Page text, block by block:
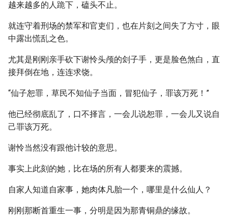
越来越多的人跪下，磕头不止。
就连守着刑场的禁军和官吏们，也在片刻之间失了方寸，眼
中露出慌乱之色。
尤其是刚刚亲手砍下谢怜头颅的刽子手，更是脸色煞白，直
接拜倒在地，连连求饶。
“仙子恕罪，草民不知仙子当面，冒犯仙子，罪该万死！”
他已经彻底乱了，口不择言，一会儿说恕罪，一会儿又说自
己罪该万死。
谢怜当然没有跟他计较的意思。
事实上此刻的她，比在场的所有人都要来的震撼。
自家人知道自家事，她肉体凡胎一个，哪里是什么仙人？
刚刚那断首重生一事，分明是因为那青铜鼎的缘故。